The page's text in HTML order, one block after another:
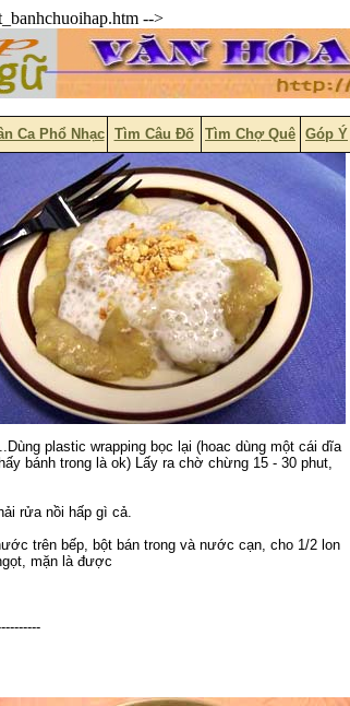
-->
Ca Phổ Nhạc Tìm Câu Đố Tìm Chợ Quê Góp Ý
plastic wrapping bọc lại (hoac dùng một cái dĩa
bánh trong là ok) Lấy ra chờ chừng 15 - 30 phut,
rửa nồi hấp gì cả.
trên bếp, bột bán trong và nước cạn, cho 1/2 lon
mặn là được